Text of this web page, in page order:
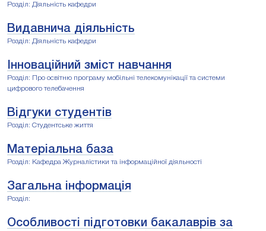
Розділ: Діяльність кафедри
Видавнича діяльність
Розділ: Діяльність кафедри
Інноваційний зміст навчання
Розділ: Про освітню програму мобільні телекомунікації та системи
цифрового телебачення
Відгуки студентів
Розділ: Студентське життя
Матеріальна база
Розділ: Кафедра Журналістики та інформаційної діяльності
Загальна інформація
Розділ:
Особливості підготовки бакалаврів за